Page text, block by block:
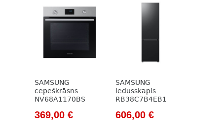
SAMSUNG
cepeškrāsns
NV68A1170BS
Original
369,00 €Current
SAMSUNG
ledusskapis
RB38C7B4EB1
Original
606,00 €Current